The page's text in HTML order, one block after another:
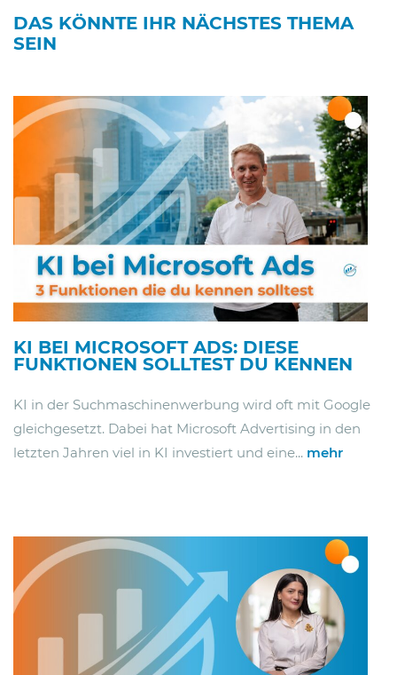
DAS KÖNNTE IHR NÄCHSTES THEMA
SEIN
KI BEI MICROSOFT ADS: DIESE
FUNKTIONEN SOLLTEST DU KENNEN
KI in der Suchmaschinenwerbung wird oft mit Google
gleichgesetzt. Dabei hat Microsoft Advertising in den
letzten Jahren viel in KI investiert und eine... mehr